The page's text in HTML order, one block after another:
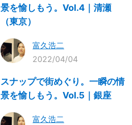
景を愉しもう。Vol.4｜清瀬
（東京）
富久浩二
2022/04/04
スナップで街めぐり。一瞬の情
景を愉しもう。Vol.5｜銀座
富久浩二